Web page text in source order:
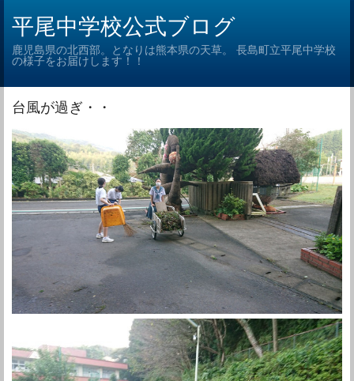
平尾中学校公式ブログ
鹿児島県の北西部。となりは熊本県の天草。 長島町立平尾中学校
の様子をお届けします！！
台風が過ぎ・・